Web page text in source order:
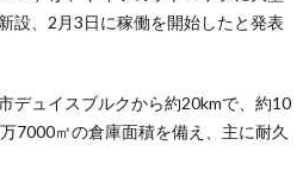
設、2月3日に稼働を開始したと発表
デュイスブルクから約20kmで、約10
7000㎡の倉庫面積を備え、主に耐久